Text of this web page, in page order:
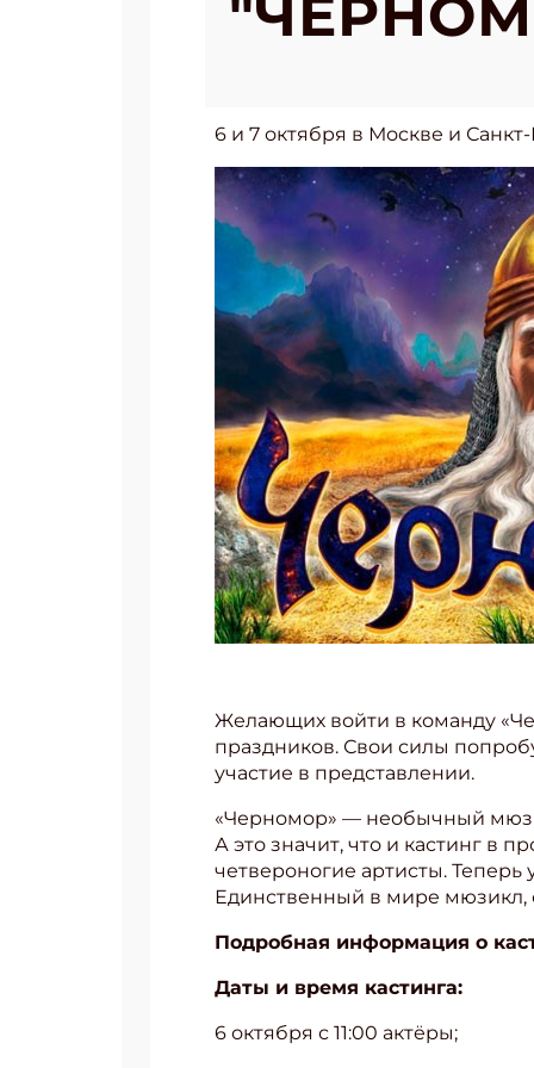
6 и 7 октября в Москве и
Желающих войти в команду
праздников. Свои силы
участие в представлении.
«Черномор» — необычный
А это значит, что и кастинг в
четвероногие артисты. Теперь
Единственный в мире мюзикл,
Подробная информация о
Даты и время кастинга:
6 октября с 11:00 актёры;